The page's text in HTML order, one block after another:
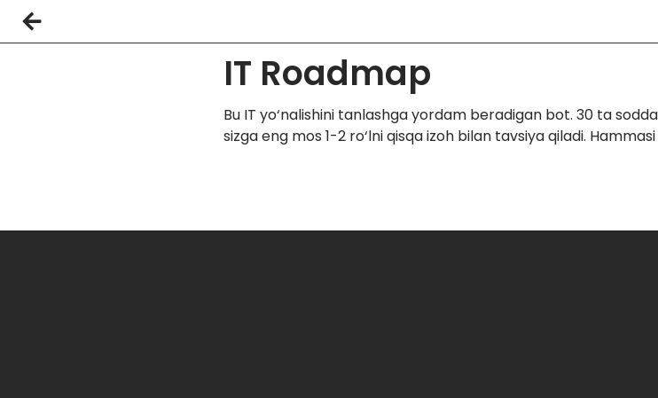
IT Roadmap
Bu IT yo‘nalishini tanlashga yordam beradigan bot. 30 ta
sizga eng mos 1-2 ro‘lni qisqa izoh bilan tavsiya qiladi.